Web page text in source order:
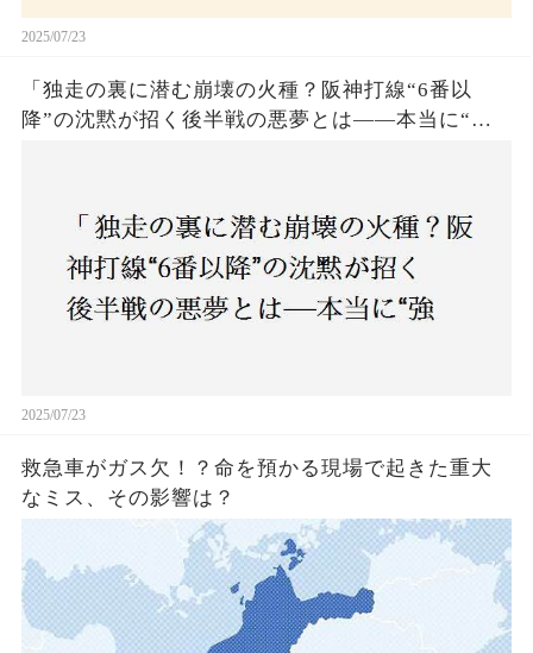
2025/07/23
「独走の裏に潜む崩壊の火種？阪神打線“6番以
降”の沈黙が招く後半戦の悪夢とは——本当に“強
2025/07/23
救急車がガス欠！？命を預かる現場で起きた重大
なミス、その影響は？